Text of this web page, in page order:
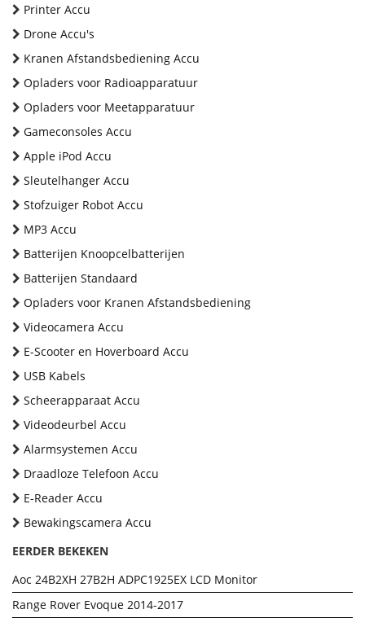
Printer Accu
Drone Accu's
Kranen Afstandsbediening Accu
Opladers voor Radioapparatuur
Opladers voor Meetapparatuur
Gameconsoles Accu
Apple iPod Accu
Sleutelhanger Accu
Stofzuiger Robot Accu
MP3 Accu
Batterijen Knoopcelbatterijen
Batterijen Standaard
Opladers voor Kranen Afstandsbediening
Videocamera Accu
E-Scooter en Hoverboard Accu
USB Kabels
Scheerapparaat Accu
Videodeurbel Accu
Alarmsystemen Accu
Draadloze Telefoon Accu
E-Reader Accu
Bewakingscamera Accu
EERDER BEKEKEN
Aoc 24B2XH 27B2H ADPC1925EX LCD Monitor
Range Rover Evoque 2014-2017